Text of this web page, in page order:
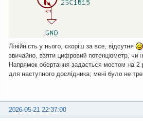
Лінійність у нього, скоріш за все, відсутня
звичайно, взяти цифровий потенціометр, чи
Напрямок обертання задається мостом на
для наступного дослідника; мені було не
2026-05-21 22:37:00